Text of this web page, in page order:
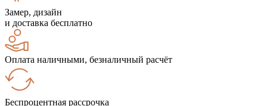
Замер, дизайн
и доставка бесплатно
Оплата наличными, безналичный расчёт
Беспроцентная рассрочка